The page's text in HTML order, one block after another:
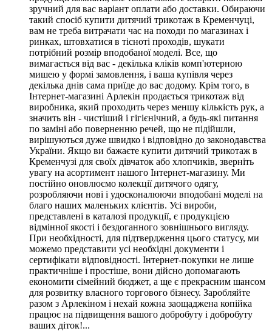
зручний для вас варіант оплати або доставки. Обираючи
такий спосіб купити дитячий трикотаж в Кременчуці,
вам не треба витрачати час на походи по магазинах і
ринках, штовхатися в тісноті проходів, шукати
потрібний розмір вподобаної моделі. Все, що
вимагається від вас - декілька кліків комп'ютерною
мишею у формі замовлення, і ваша купівля через
декілька днів сама приїде до вас додому. Крім того, в
Інтернет-магазині Арлекін продається трикотаж від
виробника, який проходить через меншу кількість рук, а
значить він - чистіший і гігієнічний, а будь-які питання
по заміні або поверненню речей, що не підійшли,
вирішуються дуже швидко і відповідно до законодавства
України. Якщо ви бажаєте купити дитячий трикотаж в
Кременчузі для своїх дівчаток або хлопчиків, зверніть
увагу на асортимент нашого Інтернет-магазину. Ми
постійно оновлюємо колекції дитячого одягу,
розробляючи нові і удосконалюючи вподобані моделі на
благо наших маленьких клієнтів. Усі вироби,
представлені в каталозі продукції, є продукцією
відмінної якості і бездоганного зовнішнього вигляду.
При необхідності, для підтвердження цього статусу, ми
можемо представити усі необхідні документи і
сертифікати відповідності. Інтернет-покупки не лише
практичніше і простіше, вони дійсно допомагають
економити сімейний бюджет, а ще є прекрасним шансом
для розвитку власного торгового бізнесу. Заробляйте
разом з Арлекіном і нехай кожна заощаджена копійка
працює на підвищення вашого добробуту і добробуту
ваших діток!...